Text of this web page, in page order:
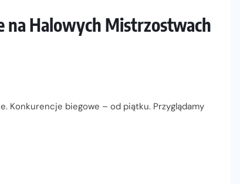
na Halowych Mistrzostwach
Konkurencje biegowe – od piątku. Przyglądamy